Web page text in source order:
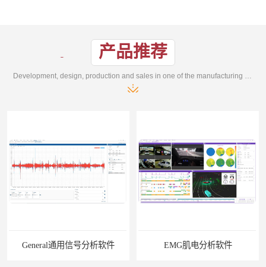
产品推荐
Development, design, production and sales in one of the manufacturing enterprises
General通用信号分析软件 EMG肌电分析软件